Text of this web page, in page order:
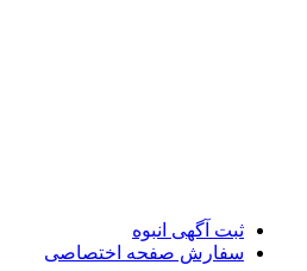
ثبت آگهی انبوه
سفارش صفحه اختصاصی